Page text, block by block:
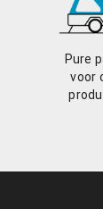
Pure
voor